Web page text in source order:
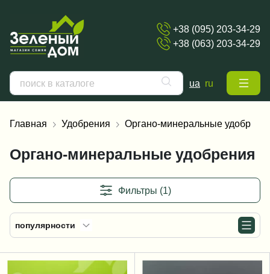
+38 (095) 203-34-29
+38 (063) 203-34-29
ua ru
Главная Удобрения Органо-минеральные
Органо-минеральные удобрения
Фильтры (1)
популярности